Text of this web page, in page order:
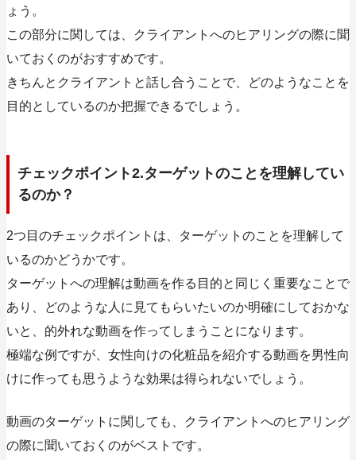
ょう。
この部分に関しては、クライアントへのヒアリングの際に聞
いておくのがおすすめです。
きちんとクライアントと話し合うことで、どのようなことを
目的としているのか把握できるでしょう。
チェックポイント2.ターゲットのことを理解してい
るのか？
2つ目のチェックポイントは、ターゲットのことを理解して
いるのかどうかです。
ターゲットへの理解は動画を作る目的と同じく重要なことで
あり、
どのような人に見てもらいたいのか明確にしておかな
いと、的外れな動画を作ってしまうことになります。
極端な例ですが、女性向けの化粧品を紹介する動画を男性向
けに作っても思うような効果は得られないでしょう。
動画のターゲットに関しても、クライアントへのヒアリング
の際に聞いておくのがベストです。